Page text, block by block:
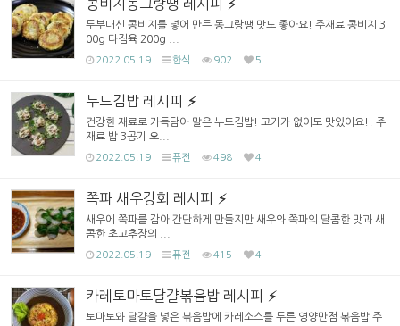
콩비지동그랑땡 레시피
두부대신 콩비지를 넣어 만든 동그랑땡 맛도 좋아요! 주재료 콩비지 3
00g 다짐육 200g ...
2022.05.19 한식 902 5
누드김밥 레시피
건강한 재료로 가득담아 말은 누드김밥! 고기가 없어도 맛있어요!! 주
재료 밥 3공기 오...
2022.05.19 퓨전 498 4
쪽파 새우강회 레시피
새우에 쪽파를 감아 간단하게 만들지만 새우와 쪽파의 달콤한 맛과 새
콤한 초고추장의 ...
2022.05.19 퓨전 415 4
카레토마토달걀볶음밥 레시피
토마토와 달걀을 넣은 볶음밥에 카레소스를 두른 영양만점 볶음밥 주